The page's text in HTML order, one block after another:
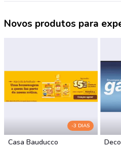
Novos produtos para
-3 DIAS
Casa Bauducco